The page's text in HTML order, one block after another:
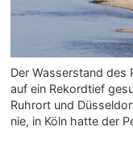
Der Wasserstand des
auf ein Rekordtief
Ruhrort und
nie, in Köln hatte der